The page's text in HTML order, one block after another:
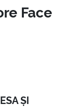
Face
ȘI